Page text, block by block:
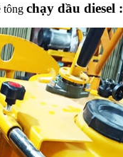
tông chạy dầu diesel :